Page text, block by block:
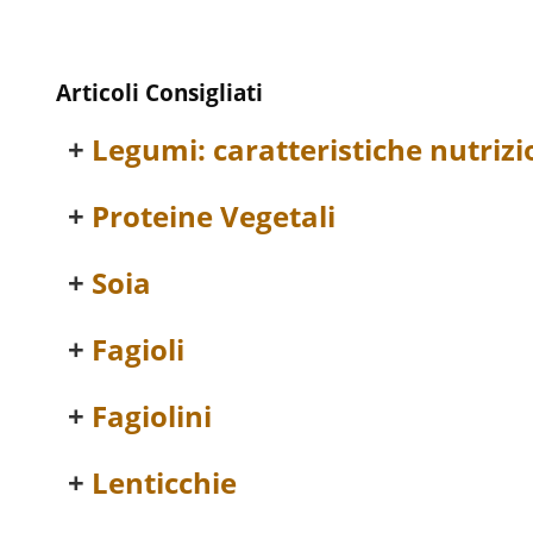
Articoli Consigliati
Legumi: caratteristiche
Proteine Vegetali
Soia
Fagioli
Fagiolini
Lenticchie